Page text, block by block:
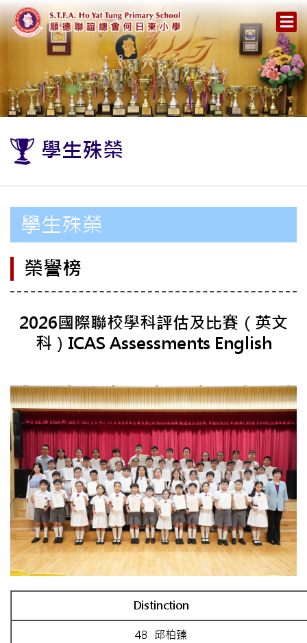
學生殊榮
學生殊榮
榮譽榜
2026國際聯校學科評估及比賽（英文
科）ICAS Assessments English
Distinction
4B 邱柏臻